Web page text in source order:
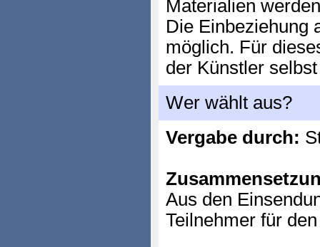
Materialien
Die Einbeziehung
möglich. Für
der Künstler
Wer wählt aus?
Vergabe durch:
Aus den
Teilnehmer für